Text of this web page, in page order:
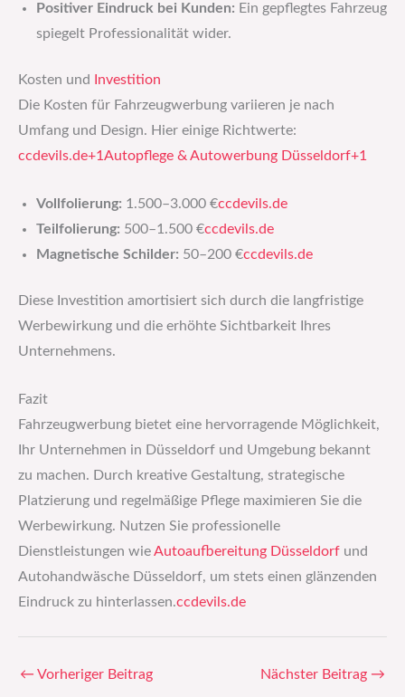
Positiver Eindruck bei Kunden: Ein gepflegtes Fahrzeug
spiegelt Professionalität wider.​
Kosten und
Investition
Die Kosten für Fahrzeugwerbung variieren je nach
Umfang und Design. Hier einige Richtwerte:​
ccdevils.de+1Autopflege & Autowerbung Düsseldorf+1
Vollfolierung: 1.500–3.000 €​ccdevils.de
Teilfolierung: 500–1.500 €​ccdevils.de
Magnetische Schilder: 50–200 €​ccdevils.de
Diese Investition amortisiert sich durch die langfristige
Werbewirkung und die erhöhte Sichtbarkeit Ihres
Unternehmens.​
Fazit
Fahrzeugwerbung bietet eine hervorragende Möglichkeit,
Ihr Unternehmen in Düsseldorf und Umgebung bekannt
zu machen. Durch kreative Gestaltung, strategische
Platzierung und regelmäßige Pflege maximieren Sie die
Werbewirkung. Nutzen Sie professionelle
Dienstleistungen wie Autoaufbereitung Düsseldorf und
Autohandwäsche Düsseldorf, um stets einen glänzenden
Eindruck zu hinterlassen.​ccdevils.de
← Vorheriger Beitrag Nächster Beitrag →